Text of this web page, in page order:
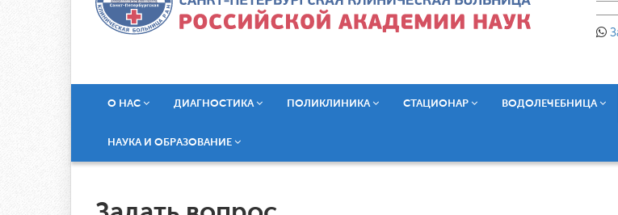
Текст: Кириллица Брайль
О НАС ДИАГНОСТИКА ПОЛИКЛИНИКА СТАЦИОНАР ВОДОЛЕЧЕБНИЦА
НАУКА И ОБРАЗОВАНИЕ